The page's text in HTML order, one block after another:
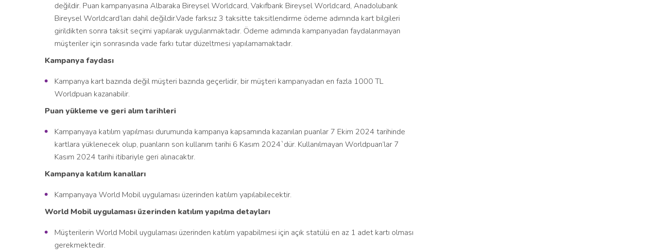
değildir. Puan kampanyasına Albaraka Bireysel Worldcard, Vakıfbank Bireysel Worldcard, Anadolubank
Bireysel Worldcard’ları dahil değildir.Vade farksız 3 taksitte taksitlendirme ödeme adımında kart bilgileri
girildikten sonra taksit seçimi yapılarak uygulanmaktadır. Ödeme adımında kampanyadan faydalanmayan
müşteriler için sonrasında vade farkı tutar düzeltmesi yapılamamaktadır.
Kampanya faydası
Kampanya kart bazında değil müşteri bazında geçerlidir, bir müşteri kampanyadan en fazla 1000 TL
Worldpuan kazanabilir.
Puan yükleme ve geri alım tarihleri
Kampanyaya katılım yapılması durumunda kampanya kapsamında kazanılan puanlar 7 Ekim 2024 tarihinde
kartlara yüklenecek olup, puanların son kullanım tarihi 6 Kasım 2024`dür. Kullanılmayan Worldpuan’lar 7
Kasım 2024 tarihi itibariyle geri alınacaktır.
Kampanya katılım kanalları
Kampanyaya World Mobil uygulaması üzerinden katılım yapılabilecektir.
World Mobil uygulaması üzerinden katılım yapılma detayları
Müşterilerin World Mobil uygulaması üzerinden katılım yapabilmesi için açık statülü en az 1 adet kartı olması
gerekmektedir.